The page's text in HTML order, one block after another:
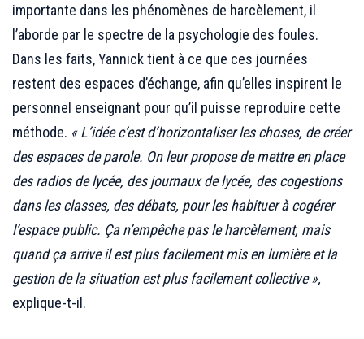
importante dans les phénomènes de harcèlement, il
l’aborde par le spectre de la psychologie des foules.
Dans les faits, Yannick tient à ce que ces journées
restent des espaces d’échange, afin qu’elles inspirent le
personnel enseignant pour qu’il puisse reproduire cette
méthode. « L’idée c’est d’horizontaliser les choses, de créer
des espaces de parole. On leur propose de mettre en place
des radios de lycée, des journaux de lycée, des cogestions
dans les classes, des débats, pour les habituer à cogérer
l’espace public. Ça n’empêche pas le harcèlement, mais
quand ça arrive il est plus facilement mis en lumière et la
gestion de la situation est plus facilement collective »,
explique-t-il.